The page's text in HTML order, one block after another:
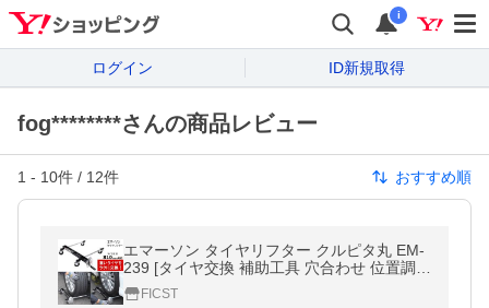
i
ログイン ID新規取得
fog********さんの商品レビュー
1 - 10件 / 12件 おすすめ順
エマーソン タイヤリフター クルピタ丸 EM-
239 [タイヤ交換 補助工具 穴合わせ 位置調整
便利] ＼LINEお友達で300円OFF／
FICST